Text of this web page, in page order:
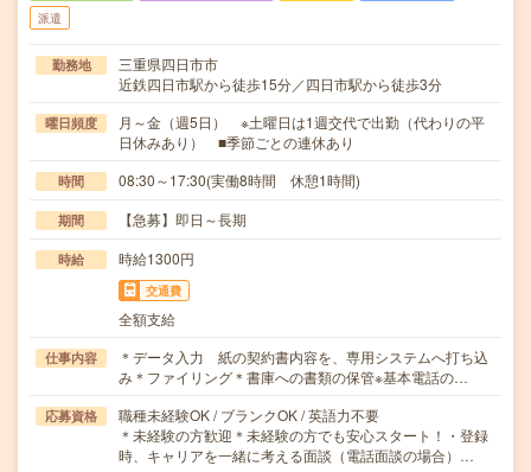
派遣
勤務地
三重県四日市市
近鉄四日市駅から徒歩15分／四日市駅から徒歩3分
曜日頻度
月～金（週5日） ※土曜日は1週交代で出勤（代わりの平
日休みあり） ■季節ごとの連休あり
時間 08:30～17:30(実働8時間 休憩1時間)
期間 【急募】即日～長期
時給 時給1300円
交通費
全額支給
仕事内容
＊データ入力 紙の契約書内容を、専用システムへ打ち込
み＊ファイリング＊書庫への書類の保管※基本電話の…
応募資格
職種未経験OK / ブランクOK / 英語力不要
＊未経験の方歓迎＊未経験の方でも安心スタート！・登録
時、キャリアを一緒に考える面談（電話面談の場合）…